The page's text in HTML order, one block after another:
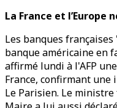
La France et l’Europe
Les banques
banque américaine en
affirmé lundi à l'AFP
France, confirmant
Le Parisien. Le